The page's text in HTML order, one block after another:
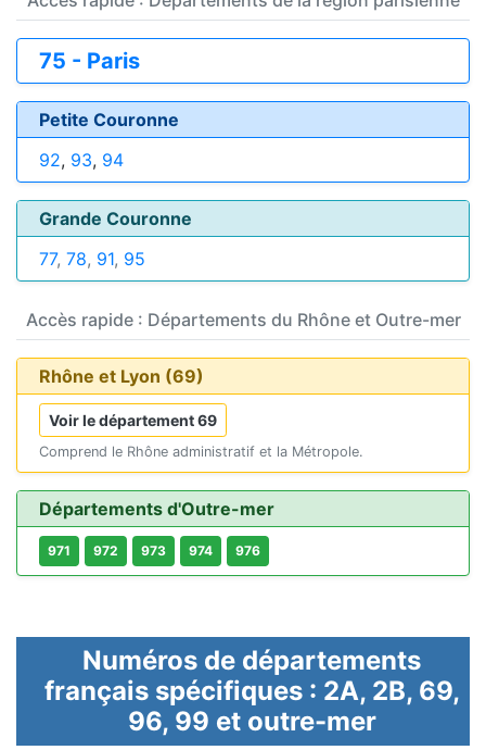
75 - Paris
Petite Couronne
92, 93, 94
Grande Couronne
77, 78, 91, 95
Accès rapide : Départements du Rhône et Outre-mer
Rhône et Lyon (69)
Voir le département 69
Comprend le Rhône administratif et la Métropole.
Départements d'Outre-mer
971 972 973 974 976
Numéros de départements
français spécifiques : 2A, 2B, 69,
96, 99 et outre-mer